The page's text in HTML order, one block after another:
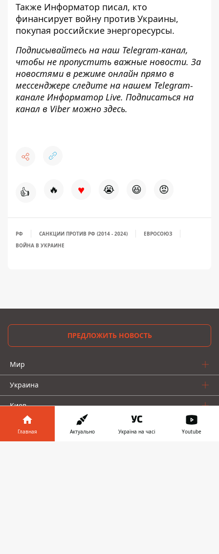
Также Информатор писал, кто
финансирует войну против Украины,
покупая российские энергоресурсы.
Подписывайтесь на наш Telegram-канал,
чтобы не пропустить важные новости. За
новостями в режиме онлайн прямо в
мессенджере следите на нашем Telegram-
канале Информатор Live. Подписаться на
канал в Viber можно здесь.
👍 🔥 ♥ 😭 😆 😡
РФ САНКЦИИ ПРОТИВ РФ (2014 - 2024)
ЕВРОСОЮЗ
ВОЙНА В УКРАИНЕ
ПРЕДЛОЖИТЬ НОВОСТЬ
Мир
Украина
Киев
Регионы
Главная Актуально Україна на часі Youtube